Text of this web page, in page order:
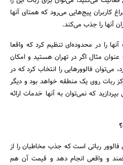
کاربران پیج‌هایی می‌رود که همتای آنها
آنها را جذب می‌کند.
را در محدوده‌ای تنظیم کرد که واقعا
عنوان مثال اگر در تهران هستید و امکان
می‌توان فالوورهایی را انتخاب کرد که در
ربات روی یک منطقه خواهد بود و دیگر
که نمی‌توان به آنها خدمات ارائه
فالوور رباتی است که جذب مخاطبان را از
و واقعی انجام دهد و قیمت آن هم